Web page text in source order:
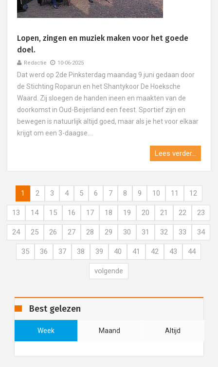
Lopen, zingen en muziek maken voor het goede
doel.
Redactie 10-06-2025
Dat werd op 2de Pinksterdag maandag 9 juni gedaan door
de Stichting Roparun en het Shantykoor De Hoeksche
Waard. Zij sloegen de handen ineen en maakten van de
doorkomst in Oud-Beijerland een feest. Sportief zijn en
bewegen is natuurlijk altijd goed, maar als je het voor elkaar
krijgt om een 3-daagse....
Lees verder...
1 2 3 4 5 6 7 8 9 10 11 12
13 14 15 16 17 18 19 20 21 22 23
24 25 26 27 28 29 30 31 32 33 34
35 36 37 38 39 40 41 42 43 44
volgende
Best gelezen
Week Maand Altijd